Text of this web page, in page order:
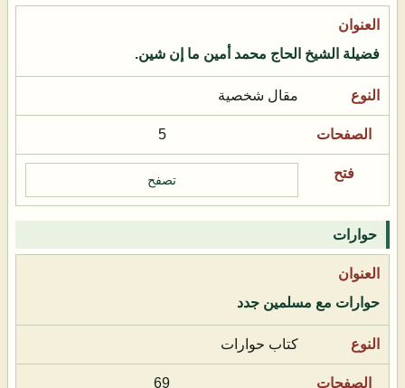
فضيلة الشيخ الحاج محمد أمين ما إن شين.
مقال شخصية
5
تصفح
حوارات
حوارات مع مسلمين جدد
كتاب حوارات
69